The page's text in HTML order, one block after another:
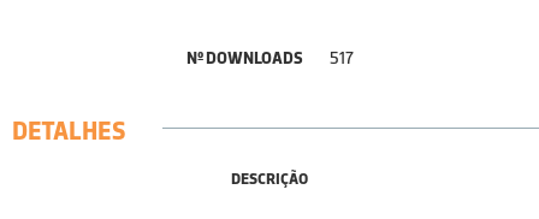
Nº DOWNLOADS 517
DETALHES
DESCRIÇÃO